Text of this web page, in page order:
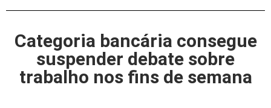
Categoria bancária consegue
suspender debate sobre
trabalho nos fins de semana